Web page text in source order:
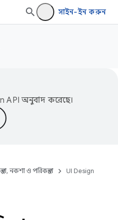
সাইন-ইন করুন
API অনুবাদ করেছে।
নকশা ও পরিকল্পনা
UI Design